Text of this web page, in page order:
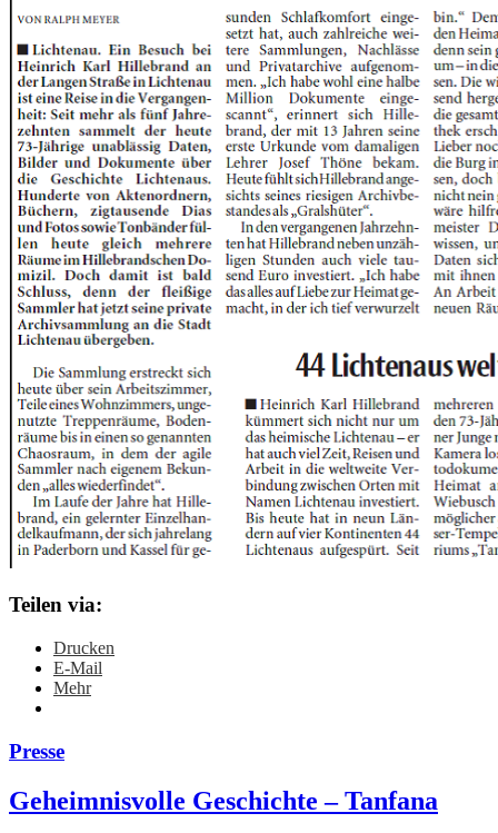
Teilen via:
Drucken
E-Mail
Mehr
Presse
Geheimnisvolle Geschichte – Tanfana